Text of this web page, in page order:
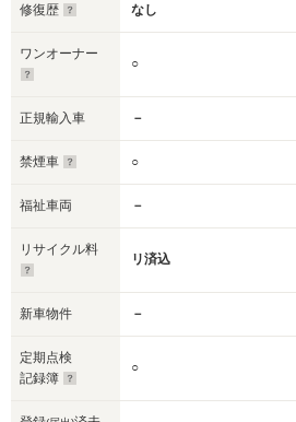
修復歴 なし
ワンオーナー
○
正規輸入車 －
禁煙車 ○
福祉車両 －
リサイクル料
リ済込
新車物件 －
定期点検
記録簿
○